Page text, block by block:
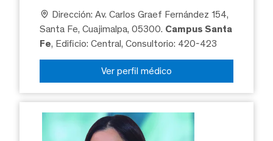
Dirección: Av. Carlos Graef Fernández 154,
Santa Fe, Cuajimalpa, 05300. Campus Santa
Fe, Edificio: Central, Consultorio: 420-423
Ver perfil médico